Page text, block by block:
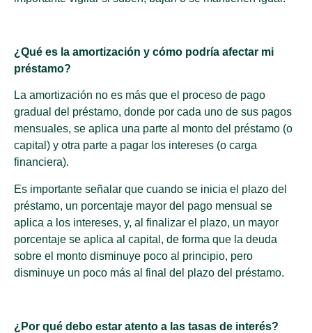
¿Qué es la amortización y cómo podría afectar mi
préstamo?
La amortización no es más que el proceso de pago
gradual del préstamo, donde por cada uno de sus pagos
mensuales, se aplica una parte al monto del préstamo (o
capital) y otra parte a pagar los intereses (o carga
financiera).
Es importante señalar que cuando se inicia el plazo del
préstamo, un porcentaje mayor del pago mensual se
aplica a los intereses, y, al finalizar el plazo, un mayor
porcentaje se aplica al capital, de forma que la deuda
sobre el monto disminuye poco al principio, pero
disminuye un poco más al final del plazo del préstamo.
¿Por qué debo estar atento a las tasas de interés?